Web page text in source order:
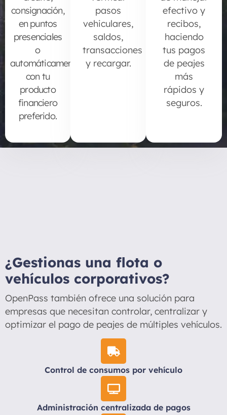
consignación,
en puntos
presenciales
o
automáticamente
con tu
producto
financiero
preferido.
pasos
vehiculares,
saldos,
transacciones
y recargar.
efectivo y
recibos,
haciendo
tus pagos
de peajes
más
rápidos y
seguros.
¿Gestionas una flota o
vehículos corporativos?
OpenPass también ofrece una solución para
empresas que necesitan controlar, centralizar y
optimizar el pago de peajes de múltiples vehículos.
Control de consumos por vehículo
Administración centralizada de pagos